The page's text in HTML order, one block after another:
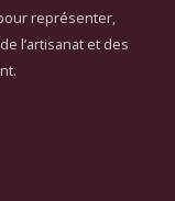
représenter,
l’artisanat et des